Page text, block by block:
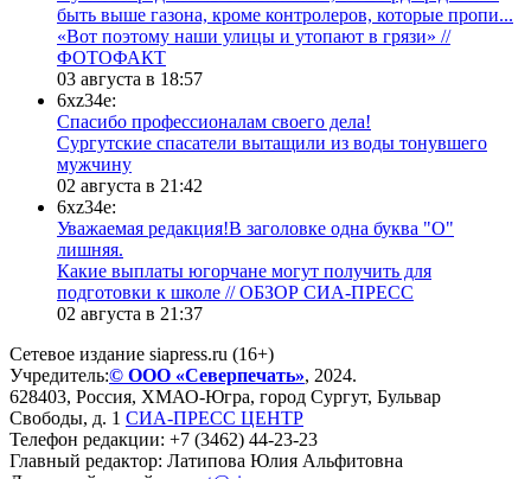
быть выше газона, кроме контролеров, которые пропи...
«Вот поэтому наши улицы и утопают в грязи» //
ФОТОФАКТ
03 августа в 18:57
6xz34e:
Спасибо профессионалам своего дела!
Сургутские спасатели вытащили из воды тонувшего
мужчину
02 августа в 21:42
6xz34e:
Уважаемая редакция!В заголовке одна буква "О"
лишняя.
Какие выплаты югорчане могут получить для
подготовки к школе // ОБЗОР СИА-ПРЕСС
02 августа в 21:37
Сетевое издание siapress.ru (16+)
Учредитель:© ООО «Северпечать», 2024.
628403, Россия, ХМАО-Югра, город Сургут, Бульвар
Свободы, д. 1 СИА-ПРЕСС ЦЕНТР
Телефон редакции: +7 (3462) 44-23-23
Главный редактор: Латипова Юлия Альфитовна